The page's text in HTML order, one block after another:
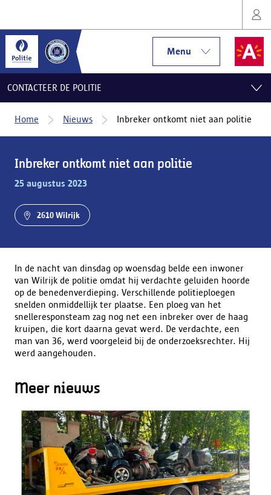
Menu
CONTACTEER DE POLITIE
Home Nieuws Inbreker ontkomt niet aan politie
Inbreker ontkomt niet aan politie
25 augustus 2023
2610 Wilrijk
In de nacht van dinsdag op woensdag belde een inwoner
van Wilrijk de politie omdat hij verdachte geluiden hoorde
op de benedenverdieping. Verschillende politieploegen
snelden onmiddellijk ter plaatse. Een ploeg van het
snelleresponsteam zag nog net een inbreker over de haag
kruipen, die kort daarna gevat werd. De verdachte, een
man van 36, werd voorgeleid bij de onderzoeksrechter. Hij
werd aangehouden.
Meer nieuws